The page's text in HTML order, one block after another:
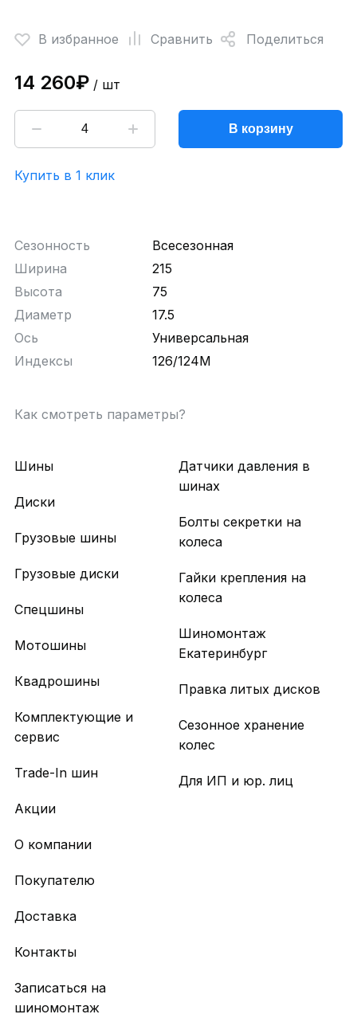
В избранное Сравнить Поделиться
14 260₽/ шт
В корзину
Купить в 1 клик
Сезонность
Всесезонная
Ширина
215
Высота
75
Диаметр
17.5
Ось
Универсальная
Индексы
126/124M
Как смотреть параметры?
Шины
Диски
Грузовые шины
Грузовые диски
Спецшины
Мотошины
Квадрошины
Комплектующие и
сервис
Trade-In шин
Акции
Датчики давления в
шинах
Болты секретки на
колеса
Гайки крепления на
колеса
Шиномонтаж
Екатеринбург
Правка литых дисков
Сезонное хранение
колес
Для ИП и юр. лиц
О компании
Покупателю
Доставка
Контакты
Записаться на
шиномонтаж